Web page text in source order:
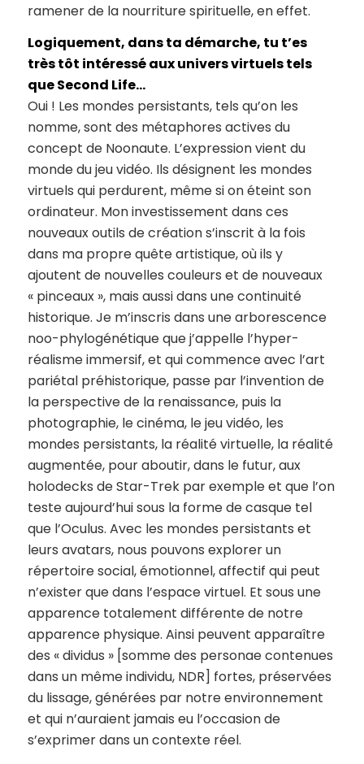
ramener de la nourriture spirituelle, en effet.
Logiquement, dans ta démarche, tu t’es
très tôt intéressé aux univers virtuels tels
que Second Life…
Oui ! Les mondes persistants, tels qu’on les
nomme, sont des métaphores actives du
concept de Noonaute. L’expression vient du
monde du jeu vidéo. Ils désignent les mondes
virtuels qui perdurent, même si on éteint son
ordinateur. Mon investissement dans ces
nouveaux outils de création s’inscrit à la fois
dans ma propre quête artistique, où ils y
ajoutent de nouvelles couleurs et de nouveaux
« pinceaux », mais aussi dans une continuité
historique. Je m’inscris dans une arborescence
noo-phylogénétique que j’appelle l’hyper-
réalisme immersif, et qui commence avec l’art
pariétal préhistorique, passe par l’invention de
la perspective de la renaissance, puis la
photographie, le cinéma, le jeu vidéo, les
mondes persistants, la réalité virtuelle, la réalité
augmentée, pour aboutir, dans le futur, aux
holodecks de Star-Trek par exemple et que l’on
teste aujourd’hui sous la forme de casque tel
que l’Oculus. Avec les mondes persistants et
leurs avatars, nous pouvons explorer un
répertoire social, émotionnel, affectif qui peut
n’exister que dans l’espace virtuel. Et sous une
apparence totalement différente de notre
apparence physique. Ainsi peuvent apparaître
des « dividus » [somme des personae contenues
dans un même individu, NDR] fortes, préservées
du lissage, générées par notre environnement
et qui n’auraient jamais eu l’occasion de
s’exprimer dans un contexte réel.